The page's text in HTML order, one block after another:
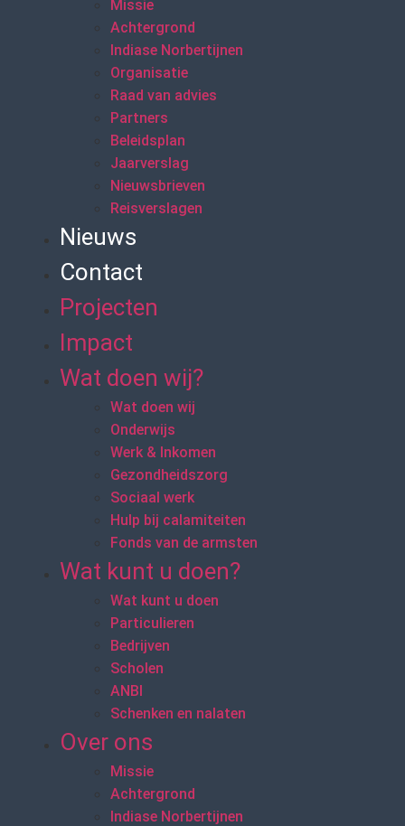
Missie
Achtergrond
Indiase Norbertijnen
Organisatie
Raad van advies
Partners
Beleidsplan
Jaarverslag
Nieuwsbrieven
Reisverslagen
Nieuws
Contact
Projecten
Impact
Wat doen wij?
Wat doen wij
Onderwijs
Werk & Inkomen
Gezondheidszorg
Sociaal werk
Hulp bij calamiteiten
Fonds van de armsten
Wat kunt u doen?
Wat kunt u doen
Particulieren
Bedrijven
Scholen
ANBI
Schenken en nalaten
Over ons
Missie
Achtergrond
Indiase Norbertijnen